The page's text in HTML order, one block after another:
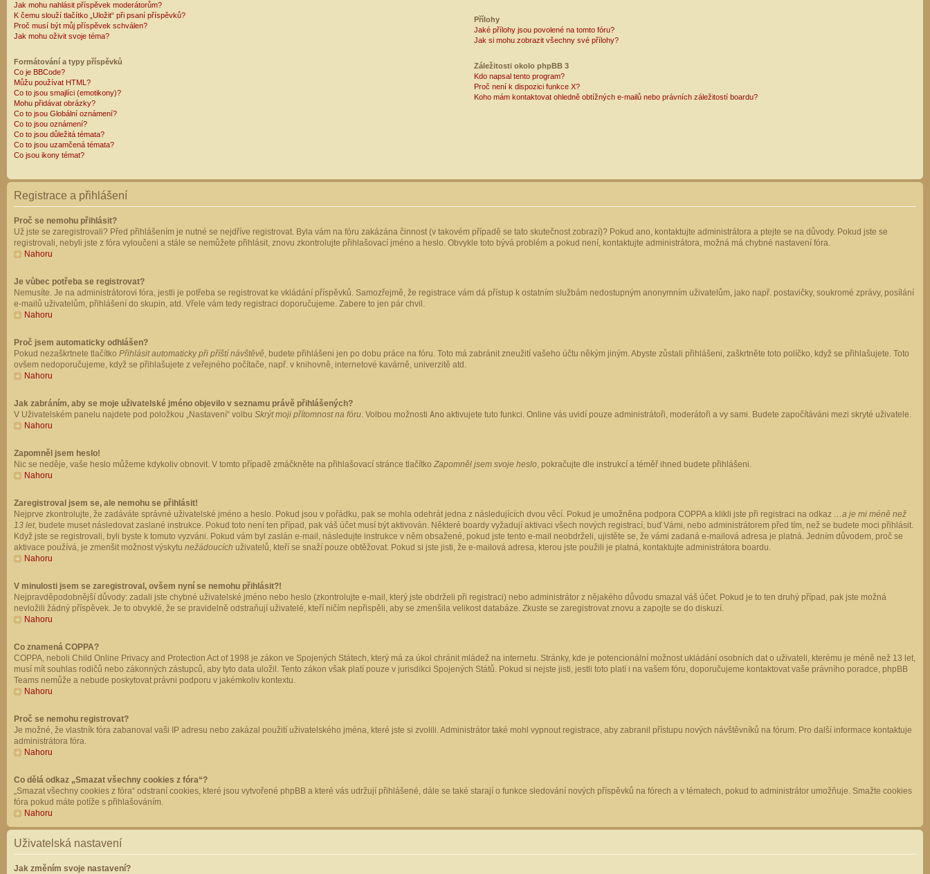
Jak mohu nahlásit příspěvek moderátorům?
K čemu slouží tlačítko „Uložit“ při psaní příspěvků?
Proč musí být můj příspěvek schválen?
Jak mohu oživit svoje téma?
Formátování a typy příspěvků
Co je BBCode?
Můžu používat HTML?
Co to jsou smajlíci (emotikony)?
Mohu přidávat obrázky?
Co to jsou Globální oznámení?
Co to jsou oznámení?
Co to jsou důležitá témata?
Co to jsou uzamčená témata?
Co jsou ikony témat?
Přílohy
Jaké přílohy jsou povolené na tomto fóru?
Jak si mohu zobrazit všechny své přílohy?
Záležitosti okolo phpBB 3
Kdo napsal tento program?
Proč není k dispozici funkce X?
Koho mám kontaktovat ohledně obtížných e-mailů nebo právních záležitostí boardu?
Registrace a přihlášení
Proč se nemohu přihlásit?
Už jste se zaregistrovali? Před přihlášením je nutné se nejdříve registrovat. Byla vám na fóru zakázána činnost (v takovém případě se tato skutečnost zobrazí)? Pokud ano, kontaktujte administrátora a ptejte se na důvody. Pokud jste se
registrovali, nebyli jste z fóra vyloučeni a stále se nemůžete přihlásit, znovu zkontrolujte přihlašovací jméno a heslo. Obvykle toto bývá problém a pokud není, kontaktujte administrátora, možná má chybné nastavení fóra.
Nahoru
Je vůbec potřeba se registrovat?
Nemusíte. Je na administrátorovi fóra, jestli je potřeba se registrovat ke vkládání příspěvků. Samozřejmě, že registrace vám dá přístup k ostatním službám nedostupným anonymním uživatelům, jako např. postavičky, soukromé zprávy, posílání
e-mailů uživatelům, přihlášení do skupin, atd. Vřele vám tedy registraci doporučujeme. Zabere to jen pár chvil.
Nahoru
Proč jsem automaticky odhlášen?
Pokud nezaškrtnete tlačítko Přihlásit automaticky při příští návštěvě, budete přihlášeni jen po dobu práce na fóru. Toto má zabránit zneužití vašeho účtu někým jiným. Abyste zůstali přihlášeni, zaškrtněte toto políčko, když se přihlašujete. Toto
ovšem nedoporučujeme, když se přihlašujete z veřejného počítače, např. v knihovně, internetové kavárně, univerzitě atd.
Nahoru
Jak zabráním, aby se moje uživatelské jméno objevilo v seznamu právě přihlášených?
V Uživatelském panelu najdete pod položkou „Nastavení“ volbu Skrýt moji přítomnost na fóru. Volbou možnosti Ano aktivujete tuto funkci. Online vás uvidí pouze administrátoři, moderátoři a vy sami. Budete započítáváni mezi skryté uživatele.
Nahoru
Zapomněl jsem heslo!
Nic se neděje, vaše heslo můžeme kdykoliv obnovit. V tomto případě zmáčkněte na přihlašovací stránce tlačítko Zapomněl jsem svoje heslo, pokračujte dle instrukcí a téměř ihned budete přihlášeni.
Nahoru
Zaregistroval jsem se, ale nemohu se přihlásit!
Nejprve zkontrolujte, že zadáváte správné uživatelské jméno a heslo. Pokud jsou v pořádku, pak se mohla odehrát jedna z následujících dvou věcí. Pokud je umožněna podpora COPPA a klikli jste při registraci na odkaz …a je mi méně než
13 let, budete muset následovat zaslané instrukce. Pokud toto není ten případ, pak váš účet musí být aktivován. Některé boardy vyžadují aktivaci všech nových registrací, buď Vámi, nebo administrátorem před tím, než se budete moci přihlásit.
Když jste se registrovali, byli byste k tomuto vyzváni. Pokud vám byl zaslán e-mail, následujte instrukce v něm obsažené, pokud jste tento e-mail neobdrželi, ujistěte se, že vámi zadaná e-mailová adresa je platná. Jedním důvodem, proč se
aktivace používá, je zmenšit možnost výskytu nežádoucích uživatelů, kteří se snaží pouze obtěžovat. Pokud si jste jisti, že e-mailová adresa, kterou jste použili je platná, kontaktujte administrátora boardu.
Nahoru
V minulosti jsem se zaregistroval, ovšem nyní se nemohu přihlásit?!
Nejpravděpodobnější důvody: zadali jste chybné uživatelské jméno nebo heslo (zkontrolujte e-mail, který jste obdrželi při registraci) nebo administrátor z nějakého důvodu smazal váš účet. Pokud je to ten druhý případ, pak jste možná
nevložili žádný příspěvek. Je to obvyklé, že se pravidelně odstraňují uživatelé, kteří ničím nepřispěli, aby se zmenšila velikost databáze. Zkuste se zaregistrovat znovu a zapojte se do diskuzí.
Nahoru
Co znamená COPPA?
COPPA, neboli Child Online Privacy and Protection Act of 1998 je zákon ve Spojených Státech, který má za úkol chránit mládež na internetu. Stránky, kde je potencionální možnost ukládání osobních dat o uživateli, kterému je méně než 13 let,
musí mít souhlas rodičů nebo zákonných zástupců, aby tyto data uložil. Tento zákon však platí pouze v jurisdikci Spojených Států. Pokud si nejste jisti, jestli toto platí i na vašem fóru, doporučujeme kontaktovat vaše právního poradce, phpBB
Teams nemůže a nebude poskytovat právni podporu v jakémkoliv kontextu.
Nahoru
Proč se nemohu registrovat?
Je možné, že vlastník fóra zabanoval vaši IP adresu nebo zakázal použití uživatelského jména, které jste si zvolili. Administrátor také mohl vypnout registrace, aby zabranil přístupu nových návštěvníků na fórum. Pro další informace kontaktuje
administrátora fóra.
Nahoru
Co dělá odkaz „Smazat všechny cookies z fóra“?
„Smazat všechny cookies z fóra“ odstraní cookies, které jsou vytvořené phpBB a které vás udržují přihlášené, dále se také starají o funkce sledování nových příspěvků na fórech a v tématech, pokud to administrátor umožňuje. Smažte cookies
fóra pokud máte potíže s přihlašováním.
Nahoru
Uživatelská nastavení
Jak změním svoje nastavení?